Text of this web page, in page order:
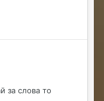
за слова то
не вижу не кого (